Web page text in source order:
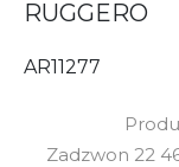
RUGGERO
AR11277
Zadzwon 22